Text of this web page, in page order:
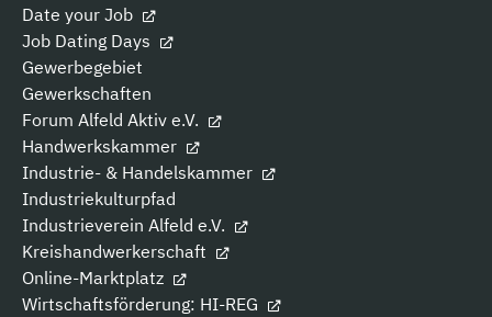
Date your Job
Job Dating Days
Gewerbegebiet
Gewerkschaften
Forum Alfeld Aktiv e.V.
Handwerkskammer
Industrie- & Handelskammer
Industriekulturpfad
Industrieverein Alfeld e.V.
Kreishandwerkerschaft
Online-Marktplatz
Wirtschaftsförderung: HI-REG